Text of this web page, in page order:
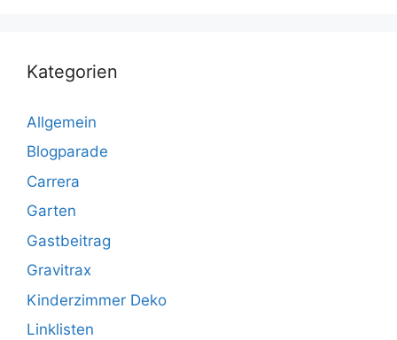
Kategorien
Allgemein
Blogparade
Carrera
Garten
Gastbeitrag
Gravitrax
Kinderzimmer Deko
Linklisten